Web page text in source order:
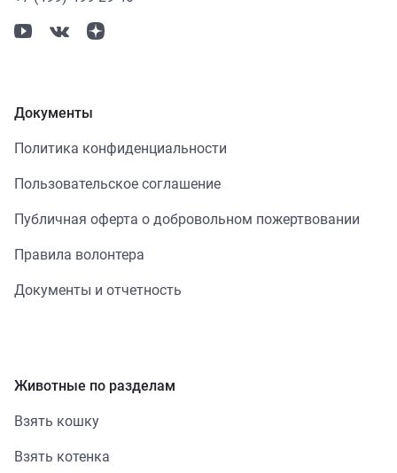
Документы
Политика конфиденциальности
Пользовательское соглашение
Публичная оферта о добровольном пожертвовании
Правила волонтера
Документы и отчетность
Животные по разделам
Взять кошку
Взять котенка